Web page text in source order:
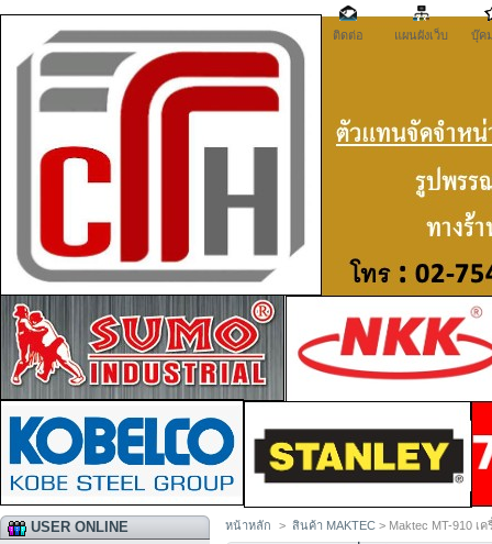
ติดต่อ แผนผังเว็บ บุ๊ค
USER ONLINE หน้าหลัก > สินค้า MAKTEC > Maktec MT-910 เค